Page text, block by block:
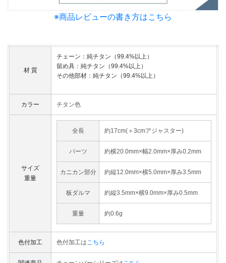
※商品レビューの書き方はこちら
材 質
チェーン：純チタン（99.4%以上）
留め具：純チタン（99.4%以上）
その他部材：純チタン（99.4%以上）
カラー チタン色
サイズ
重量
全長 約17cm(＋3cmアジャスター)
パーツ 約横20.0mm×幅2.0mm×厚み0.2mm
カニカン部分 約縦12.0mm×横5.0mm×厚み3.5mm
板ダルマ 約縦3.5mm×横9.0mm×厚み0.5mm
重量 約0.6g
色付加工 色付加工はこちら